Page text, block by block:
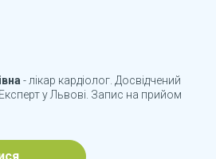
- лікар кардіолог. Досвідчений
Експерт у Львові. Запис на прийом